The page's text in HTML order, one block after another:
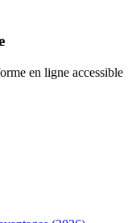
en ligne accessible